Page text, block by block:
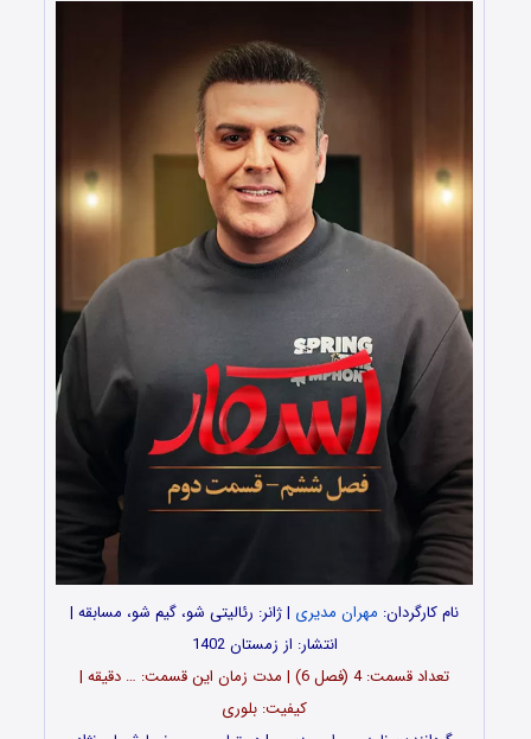
نام کارگردان: مهران مدیری | ژانر: رئالیتی شو، گیم شو، مسابقه |
انتشار: از زمستان 1402
تعداد قسمت‌: 4 (فصل 6) | مدت زمان این قسمت: … دقیقه |
کیفیت: بلوری